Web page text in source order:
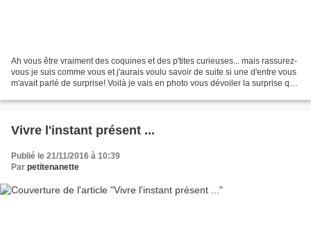
Ah vous être vraiment des coquines et des p'tites curieuses... mais rassurez-
vous je suis comme vous et j'aurais voulu savoir de suite si une d'entre vous
m'avait parlé de surprise! Voilà je vais en photo vous dévoiler la surprise que
Vivre l'instant présent ...
Publié le 21/11/2016 à 10:39
Par petitenanette